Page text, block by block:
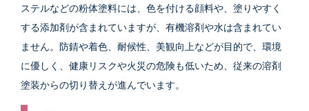
ステルなどの粉体塗料には、色を付ける顔料や、塗りやすく
する添加剤が含まれていますが、有機溶剤や水は含まれてい
ません。防錆や着色、耐候性、美観向上などが目的で、環境
に優しく、健康リスクや火災の危険も低いため、従来の溶剤
塗装からの切り替えが進んでいます。